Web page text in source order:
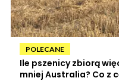
POLECANE
Ile pszenicy zbiorą
mniej Australia? Co z